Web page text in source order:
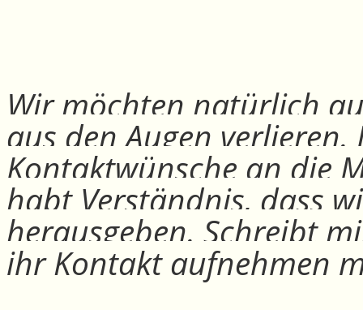
Wir möchten natürlich
aus den Augen
Kontaktwünsche an die
habt Verständnis, dass
herausgeben. Schreibt
ihr Kontakt aufnehmen